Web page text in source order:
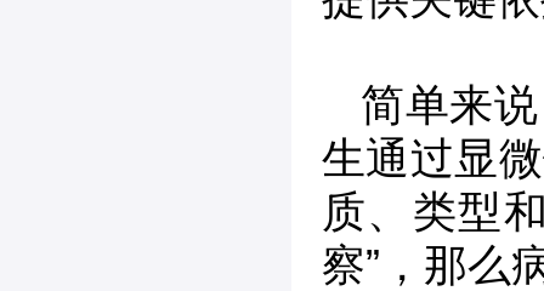
简单来
生通过显
质、类型
察”，那么